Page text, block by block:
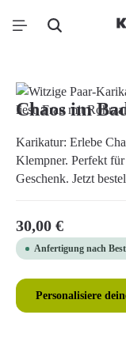
Zum Hauptinhalt
Bildergalerie
Chaos im
Karikatur: Erlebe
Klempner. Perfekt
Geschenk. Jetzt
Regulärer Preis:
30,00 €
Anfertigung nach
Personalisiere